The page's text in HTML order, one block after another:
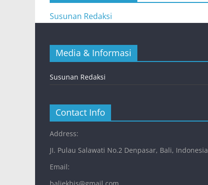
Susunan Redaksi
Media & Informasi
Susunan Redaksi
Contact Info
Address:
JI. Pulau Salawati No.2 Denpasar, Bali, Indonesia
Email: